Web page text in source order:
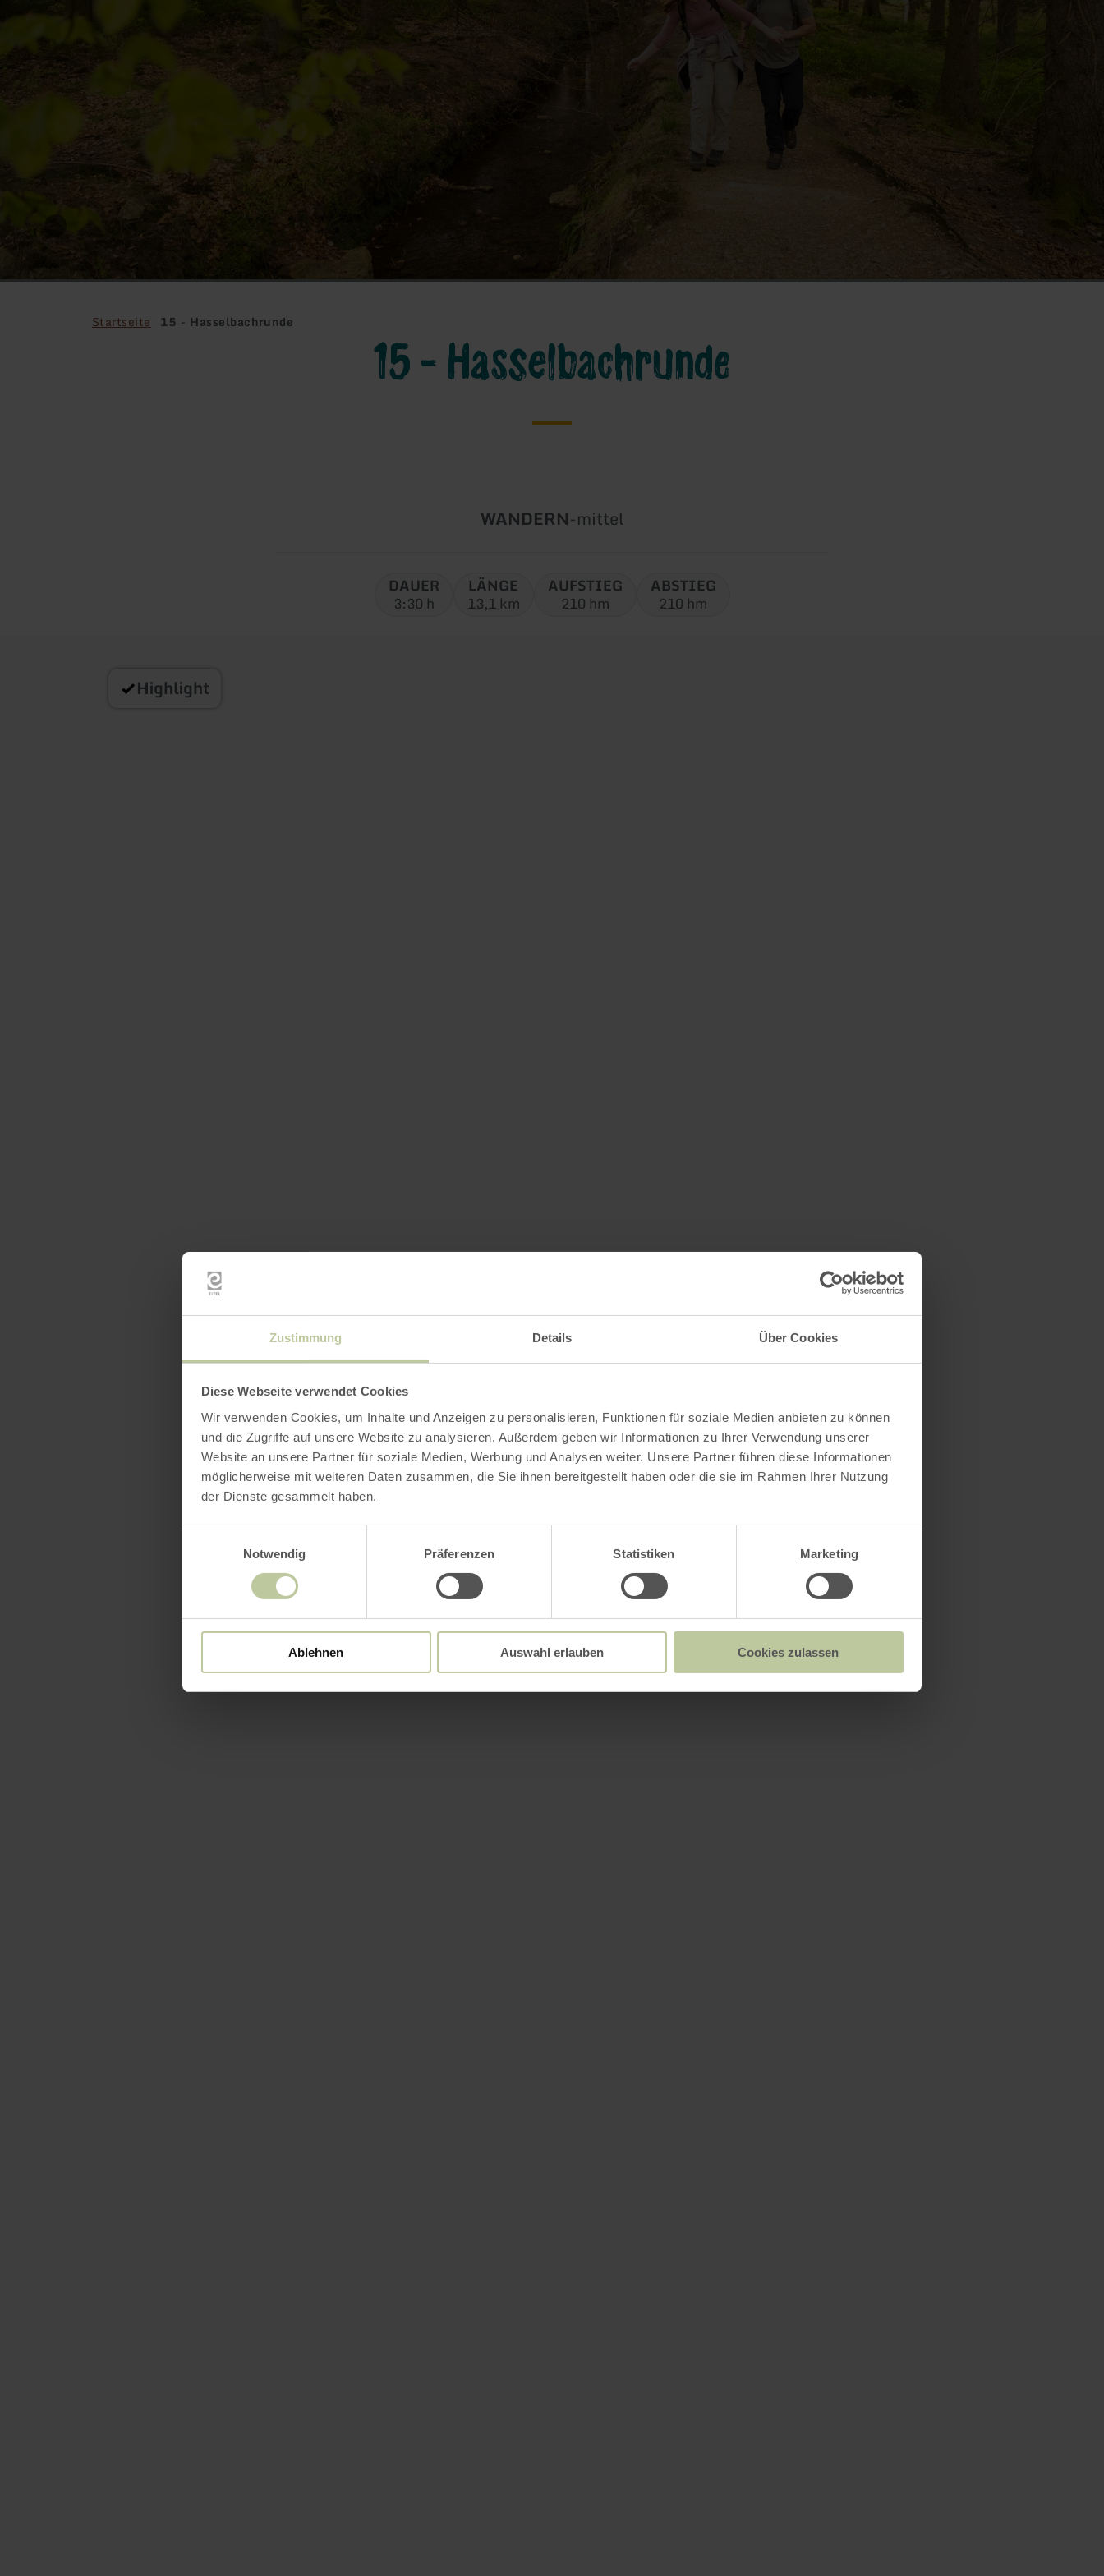
Zustimmung Details Über Cookies
Diese Webseite verwendet Cookies
Wir verwenden Cookies, um Inhalte und Anzeigen zu personalisieren, Funktionen für soziale Medien anbieten zu können
und die Zugriffe auf unsere Website zu analysieren. Außerdem geben wir Informationen zu Ihrer Verwendung unserer
Website an unsere Partner für soziale Medien, Werbung und Analysen weiter. Unsere Partner führen diese Informationen
möglicherweise mit weiteren Daten zusammen, die Sie ihnen bereitgestellt haben oder die sie im Rahmen Ihrer Nutzung
der Dienste gesammelt haben.
Notwendig
Präferenzen Statistiken Marketing
Ablehnen Auswahl erlauben Cookies zulassen
Startseite 15 - Hasselbachrunde
15 - Hasselbachrunde
Art
Tour:
WANDERN-Schwierigkeit:
mittel
DAUER
3:30 h
LÄNGE
13,1 km
AUFSTIEG
210 hm
ABSTIEG
210 hm
Highlight